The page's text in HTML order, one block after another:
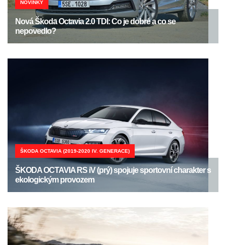
NOVINKY
Nová Škoda Octavia 2.0 TDI: Co je dobré a co se
nepovedlo?
ŠKODA OCTAVIA (2019-2020 IV. GENERACE)
ŠKODA OCTAVIA RS iV (prý) spojuje sportovní charakter s
ekologickým provozem